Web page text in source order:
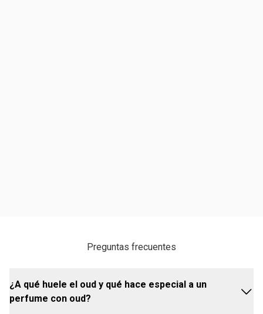
Preguntas frecuentes
¿A qué huele el oud y qué hace especial a un
perfume con oud?